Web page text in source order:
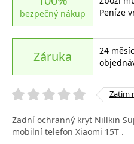
bezpečný nákup
Peníze
Záruka
24
Zatím
Zadní ochranný kryt Nillkin
mobilní telefon Xiaomi 15T .